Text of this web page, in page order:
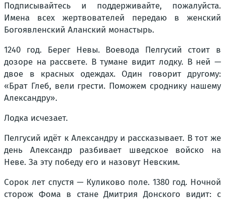
Подписывайтесь и поддерживайте, пожалуйста.
Имена всех жертвователей передаю в женский
Богоявленский Аланский монастырь.
1240 год. Берег Невы. Воевода Пелгусий стоит в
дозоре на рассвете. В тумане видит лодку. В ней —
двое в красных одеждах. Один говорит другому:
«Брат Глеб, вели грести. Поможем сроднику нашему
Александру».
Лодка исчезает.
Пелгусий идёт к Александру и рассказывает. В тот же
день Александр разбивает шведское войско на
Неве. За эту победу его и назовут Невским.
Сорок лет спустя — Куликово поле. 1380 год. Ночной
сторож Фома в стане Дмитрия Донского видит: с